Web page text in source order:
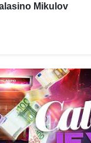
Mikulov